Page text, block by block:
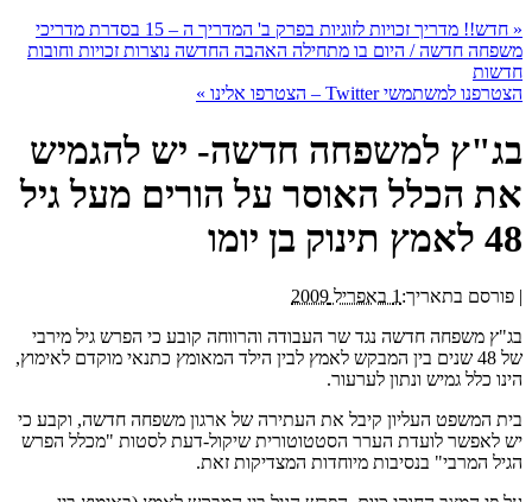
«
חדש!! מדריך זכויות לזוגיות בפרק ב' המדריך ה – 15 בסדרת מדריכי
משפחה חדשה / היום בו מתחילה האהבה החדשה נוצרות זכויות וחובות
חדשות
הצטרפנו למשתמשי Twitter – הצטרפו אלינו
»
בג"ץ למשפחה חדשה- יש להגמיש
את הכלל האוסר על הורים מעל גיל
48 לאמץ תינוק בן יומו
| פורסם בתאריך:1 באפריל 2009
בג"ץ משפחה חדשה נגד שר העבודה והרווחה קובע כי הפרש גיל מירבי
של 48 שנים בין המבקש לאמץ לבין הילד המאומץ כתנאי מוקדם לאימוץ,
הינו כלל גמיש ונתון לערעור.
בית המשפט העליון קיבל את העתירה של ארגון משפחה חדשה, וקבע כי
יש לאפשר לועדת הערר הסטטוטורית שיקול-דעת לסטות "מכלל הפרש
הגיל המרבי" בנסיבות מיוחדות המצדיקות זאת.